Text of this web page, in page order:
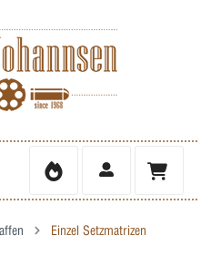
Einzel Setzmatrizen